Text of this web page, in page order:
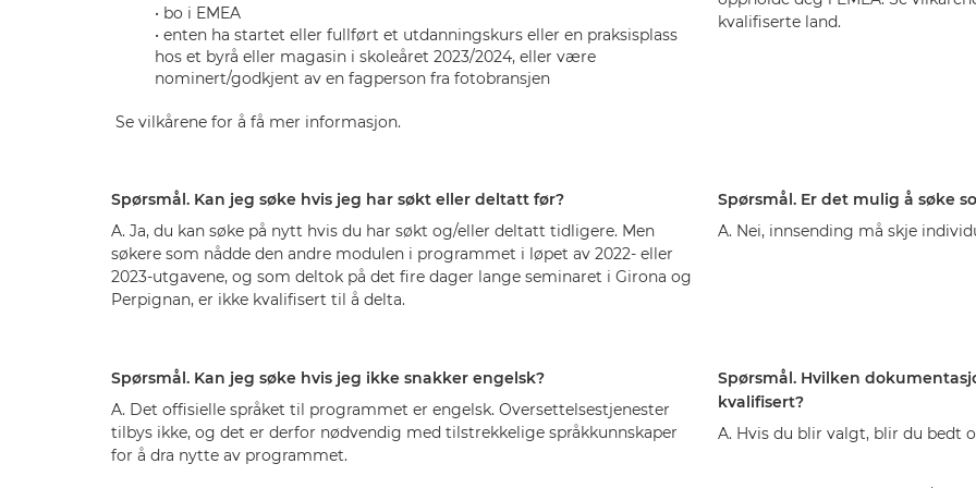
• bo i EMEA
• enten ha startet eller fullført et utdanningskurs eller en praksisplass
hos et byrå eller magasin i skoleåret 2023/2024, eller være
nominert/godkjent av en fagperson fra fotobransjen
Se vilkårene for å få mer informasjon.
kvalifiserte land.
Spørsmål. Kan jeg søke hvis jeg har søkt eller deltatt før?
A. Ja, du kan søke på nytt hvis du har søkt og/eller deltatt tidligere. Men
søkere som nådde den andre modulen i programmet i løpet av 2022- eller
2023-utgavene, og som deltok på det fire dager lange seminaret i Girona og
Perpignan, er ikke kvalifisert til å delta.
Spørsmål. Er det mulig å søke
A. Nei, innsending må skje
Spørsmål. Kan jeg søke hvis jeg ikke snakker engelsk?
A. Det offisielle språket til programmet er engelsk. Oversettelsestjenester
tilbys ikke, og det er derfor nødvendig med tilstrekkelige språkkunnskaper
for å dra nytte av programmet.
Spørsmål. Hvilken
kvalifisert?
A. Hvis du blir valgt, blir du bedt